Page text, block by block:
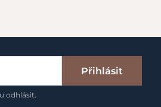
Přihlásit
odhlásit.